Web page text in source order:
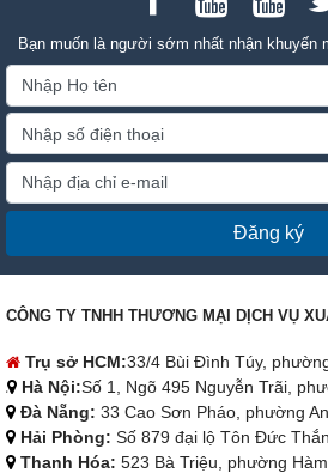
Bạn muốn là người sớm nhất nhận khuyến
Đăng ký
CÔNG TY TNHH THƯƠNG MẠI DỊCH VỤ
Trụ sở HCM:33/4 Bùi Đình Túy,
Hà Nội:Số 1, Ngõ 495 Nguyễn Trãi,
Đà Nẵng: 33 Cao Sơn Pháo, phường
Hải Phòng: Số 879 đại lộ Tôn Đức
Thanh Hóa: 523 Bà Triệu, phường